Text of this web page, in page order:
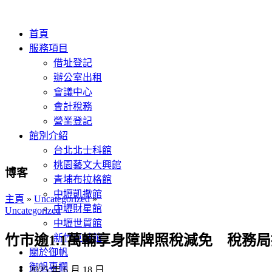
首頁
服務項目
借址登記
辦公室出租
會議中心
會計稅務
營業登記
館別介紹
台北北士科館
桃園藝文大興館
青埔布拉格館
中壢凱撒館
中壢財星館
中壢世貿館
新竹巨城館
關於御帆
御帆專欄
博客
主頁 » Uncategorized»
Uncategorized
竹市逾1.1萬輛享身障牌照稅減免 稅務